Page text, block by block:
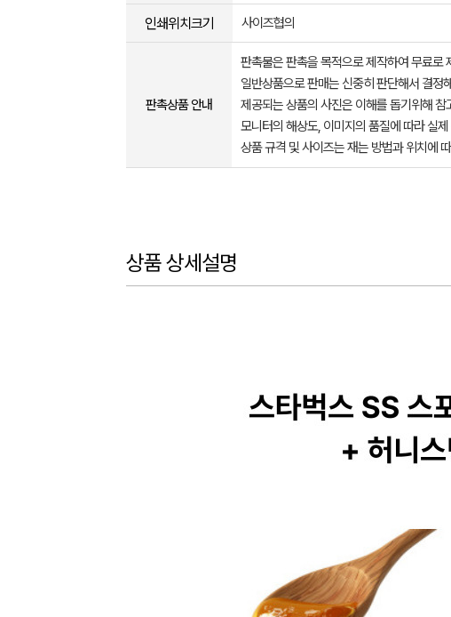
인쇄위치크기 사이즈협의
판촉상품 안내
판촉물은 판촉을 목적으로 제작하여 무료로
일반상품으로 판매는 신중히 판단해서 결정
제공되는 상품의 사진은 이해를 돕기위해
모니터의 해상도, 이미지의 품질에 따라 실
상품 규격 및 사이즈는 재는 방법과 위치에
상품 상세설명